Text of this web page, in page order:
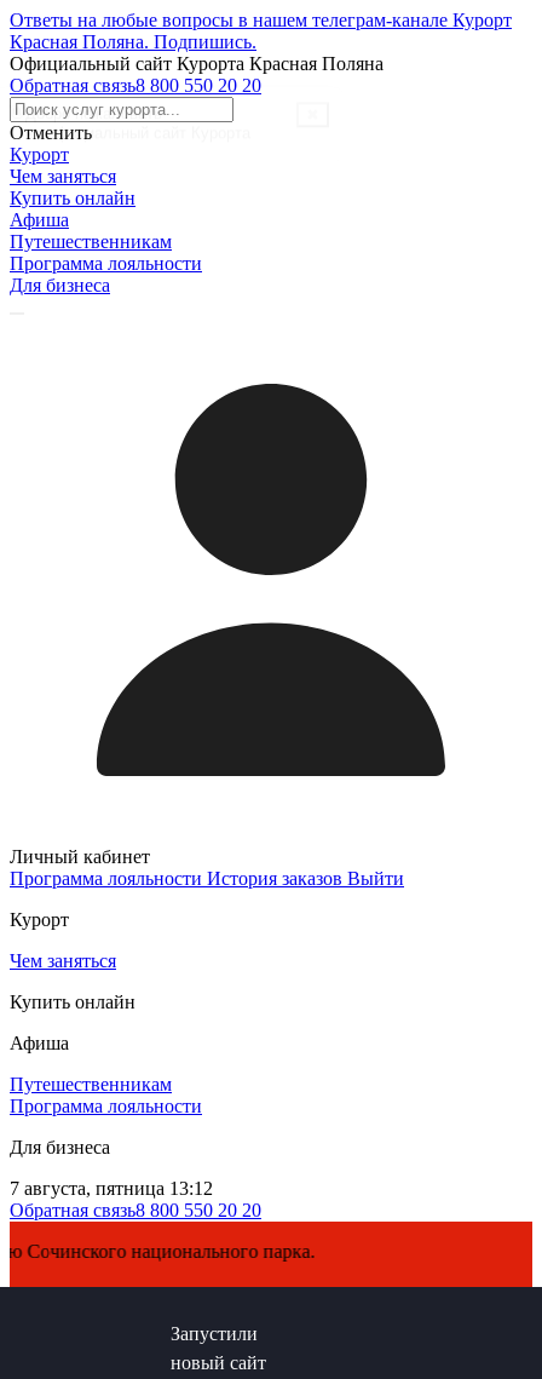
Ответы на любые вопросы в нашем телеграм-канале Курорт
Красная Поляна. Подпишись.
Официальный сайт Курорта Красная Поляна
Обратная связь8 800 550 20 20
Отменить
Курорт
Чем заняться
Купить онлайн
Афиша
Путешественникам
Программа лояльности
Для бизнеса
Личный кабинет
Программа лояльности История заказов Выйти
Курорт
Чем заняться
Купить онлайн
Афиша
Путешественникам
Программа лояльности
Для бизнеса
7 августа, пятница 13:12
Обратная связь8 800 550 20 20
национального парка.
Запустили
новый сайт